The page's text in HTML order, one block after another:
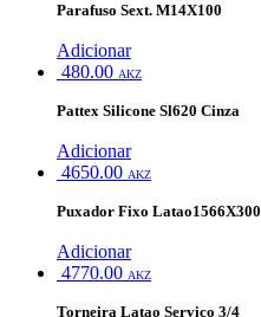
Parafuso Sext. M14X100
Adicionar
480.00 AKZ
Pattex Silicone Sl620 Cinza
Adicionar
4650.00 AKZ
Puxador Fixo Latao1566X300
Adicionar
4770.00 AKZ
Torneira Latao Servico 3/4